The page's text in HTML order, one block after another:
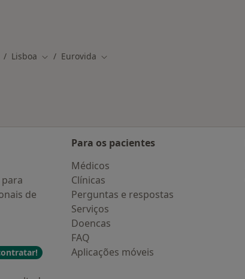
de cidade
Lisboa Mudar de cidade
Eurovida Mudar de cidade
de
Para os pacientes
Médicos
Clínicas
Perguntas e respostas
Serviços
Doencas
FAQ
Aplicações móveis